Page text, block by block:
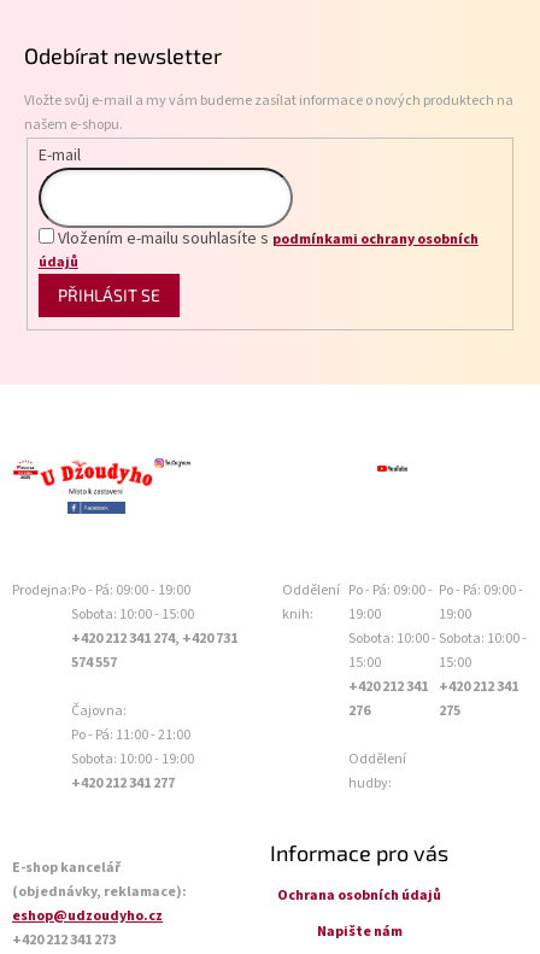
Odebírat newsletter
Vložte svůj e-mail a my vám budeme zasílat informace o nových produktech na
našem e-shopu.
E-mail
Vložením e-mailu souhlasíte s podmínkami ochrany osobních
údajů
PŘIHLÁSIT SE
Prodejna:Po - Pá: 09:00 - 19:00
Sobota: 10:00 - 15:00
+420 212 341 274, +420 731
574 557
Čajovna:
Po - Pá: 11:00 - 21:00
Sobota: 10:00 - 19:00
+420 212 341 277
Oddělení
knih:
Po - Pá: 09:00 -
19:00
Sobota: 10:00 -
15:00
+420 212 341
276
Oddělení
hudby:
Po - Pá: 09:00 -
19:00
Sobota: 10:00 -
15:00
+420 212 341
275
E-shop kancelář
(objednávky, reklamace):
eshop@udzoudyho.cz
+420 212 341 273
Informace pro vás
Ochrana osobních údajů
Napište nám